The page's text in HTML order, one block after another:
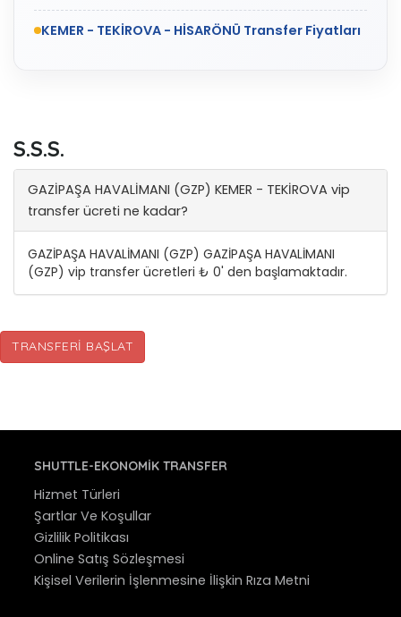
KEMER - TEKİROVA - HİSARÖNÜ Transfer Fiyatları
S.S.S.
GAZİPAŞA HAVALİMANI (GZP) KEMER - TEKİROVA vip
transfer ücreti ne kadar?
GAZİPAŞA HAVALİMANI (GZP) GAZİPAŞA HAVALİMANI
(GZP) vip transfer ücretleri ₺ 0' den başlamaktadır.
TRANSFERI BAŞLAT
SHUTTLE-EKONOMIK TRANSFER
Hizmet Türleri
Şartlar Ve Koşullar
Gizlilik Politikası
Online Satış Sözleşmesi
Kişisel Verilerin İşlenmesine İlişkin Rıza Metni